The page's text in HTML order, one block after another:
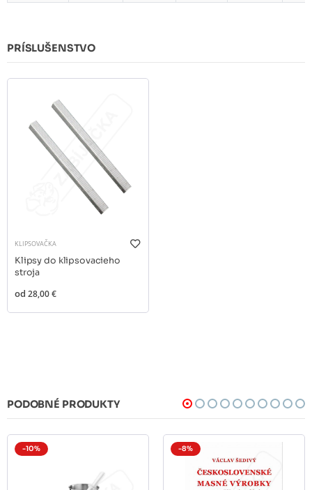
PRÍSLUŠENSTVO
KLIPSOVAČKA
Klipsy do klipsovacieho
stroja
od 28,00 €
PODOBNÉ PRODUKTY
-10% -8%